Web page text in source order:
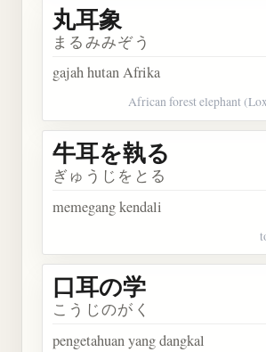
丸耳象
まるみみぞう
gajah hutan Afrika
African forest elephant
牛耳を執る
ぎゅうじをとる
memegang kendali
口耳の学
こうじのがく
pengetahuan yang dangkal